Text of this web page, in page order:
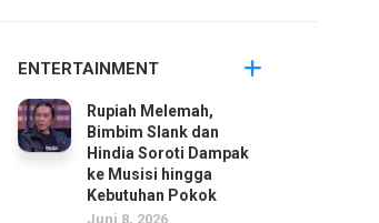
ENTERTAINMENT
Rupiah Melemah,
Bimbim Slank dan
Hindia Soroti Dampak
ke Musisi hingga
Kebutuhan Pokok
Juni 8, 2026